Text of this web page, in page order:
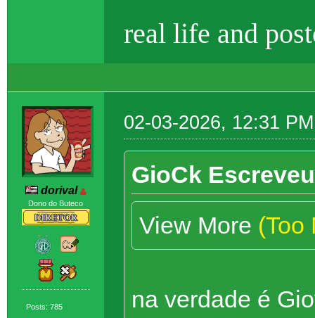
real life and
dorival
Dono do Buteco
Posts: 785
02-03-2026, 12:31 PM
GioCk
View More (Too
na verdade é